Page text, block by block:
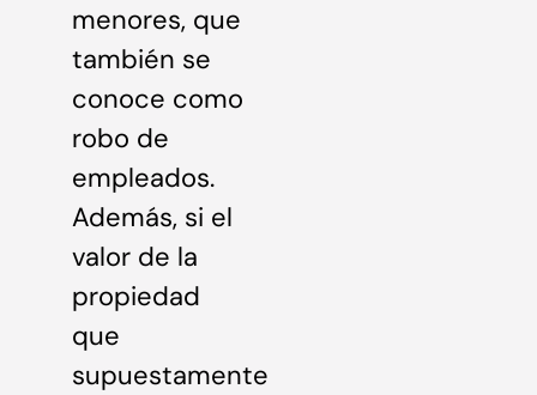
menores, que
también se
conoce como
robo de
empleados.
Además, si el
valor de la
propiedad
que
supuestamente